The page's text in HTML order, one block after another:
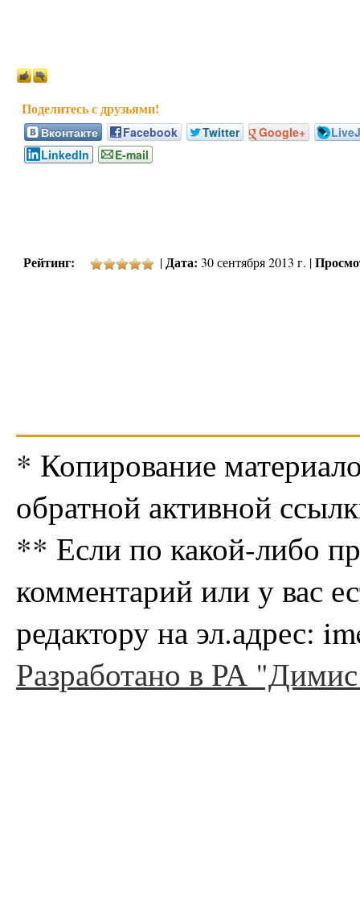
Вконтакте Facebook Twitter Google+
LinkedIn
E-mail
Рейтинг: |Дата: 30 сентября 2013 г. |
* Копирование
обратной активной
** Если по какой-либо
комментарий или у вас
редактору на эл.адрес:
Разработано в РА